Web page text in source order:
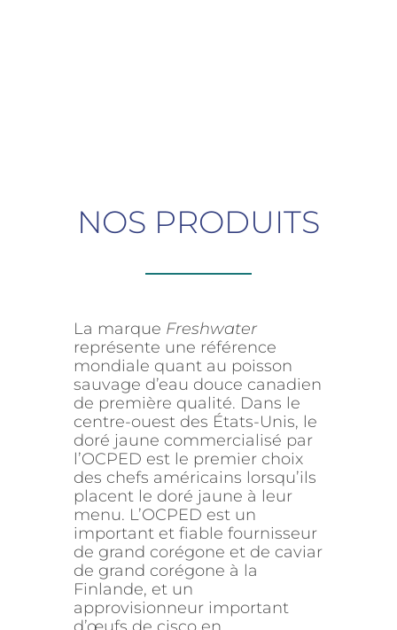
NOS PRODUITS
La marque Freshwater
représente une référence
mondiale quant au poisson
sauvage d’eau douce canadien
de première qualité. Dans le
centre-ouest des États-Unis, le
doré jaune commercialisé par
l’OCPED est le premier choix
des chefs américains lorsqu’ils
placent le doré jaune à leur
menu. L’OCPED est un
important et fiable fournisseur
de grand corégone et de caviar
de grand corégone à la
Finlande, et un
approvisionneur important